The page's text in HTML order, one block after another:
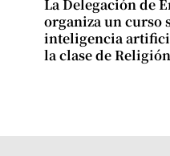
La Delegación de
organiza un curso
inteligencia
la clase de Religión